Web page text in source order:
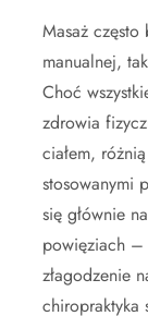
Masaż
manualnej,
Choć
zdrowia
ciałem,
stosowanymi
się głównie
powięziach –
złagodzenie
chiropraktyka